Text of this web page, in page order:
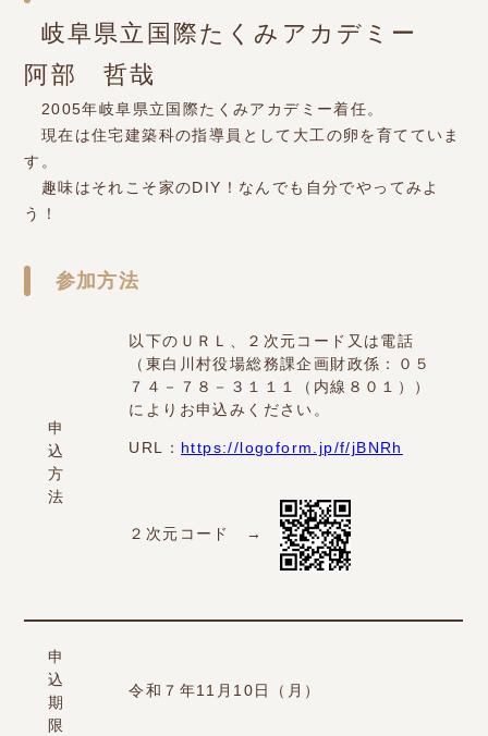
岐阜県立国際たくみアカデミー
阿部 哲哉
2005年岐阜県立国際たくみアカデミー着任。
現在は住宅建築科の指導員として大工の卵を育てていま
す。
趣味はそれこそ家のDIY！なんでも自分でやってみよ
う！
参加方法
申
込
方
法
以下のＵＲＬ、２次元コード又は電話
（東白川村役場総務課企画財政係：０５
７４－７８－３１１１（内線８０１））
によりお申込みください。
URL： https://logoform.jp/f/jBNRh
２次元コード →
申
込
期
限
令和７年11月10日（月）